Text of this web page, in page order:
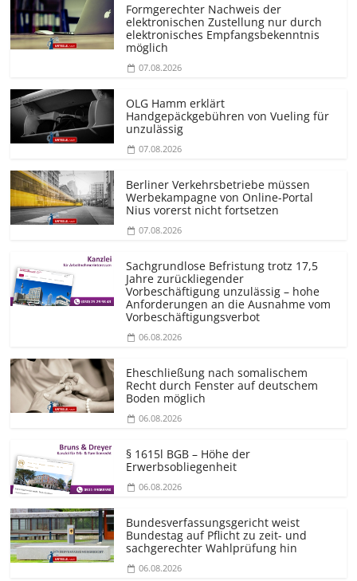
Formgerechter Nachweis der
elektronischen Zustellung nur durch
elektronisches Empfangsbekenntnis
möglich
07.08.2026
OLG Hamm erklärt
Handgepäckgebühren von Vueling für
unzulässig
07.08.2026
Berliner Verkehrsbetriebe müssen
Werbekampagne von Online-Portal
Nius vorerst nicht fortsetzen
07.08.2026
Sachgrundlose Befristung trotz 17,5
Jahre zurückliegender
Vorbeschäftigung unzulässig – hohe
Anforderungen an die Ausnahme vom
Vorbeschäf­tigungsverbot
06.08.2026
Eheschließung nach somalischem
Recht durch Fenster auf deutschem
Boden möglich
06.08.2026
§ 1615l BGB – Höhe der
Erwerbsobliegenheit
06.08.2026
Bundesver­fassungsgericht weist
Bundestag auf Pflicht zu zeit- und
sachgerechter Wahlprüfung hin
06.08.2026